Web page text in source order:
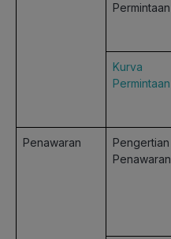
Permintaan
Kurva
Permintaan
Penawaran
Pengertian
Penawaran